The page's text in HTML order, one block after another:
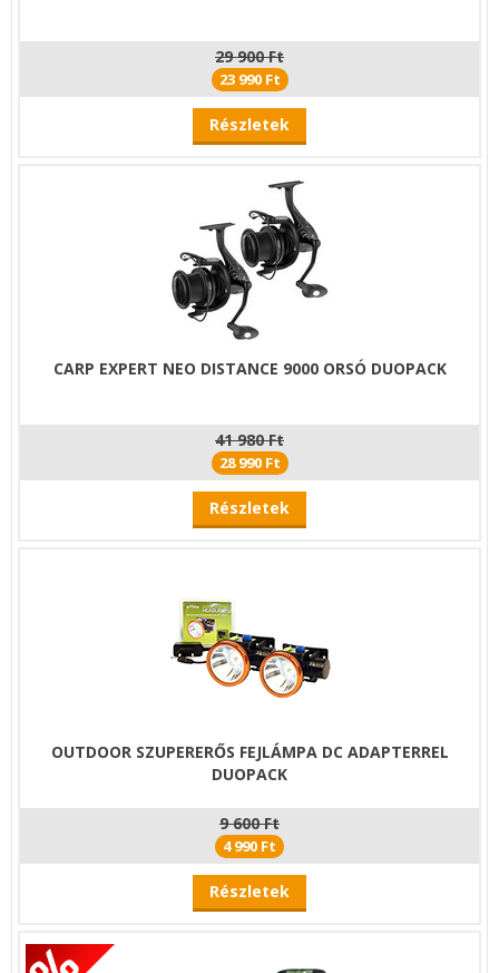
29 900 Ft
23 990 Ft
Részletek
CARP EXPERT NEO DISTANCE 9000 ORSÓ DUOPACK
41 980 Ft
28 990 Ft
Részletek
OUTDOOR SZUPERERŐS FEJLÁMPA DC ADAPTERREL
DUOPACK
9 600 Ft
4 990 Ft
Részletek